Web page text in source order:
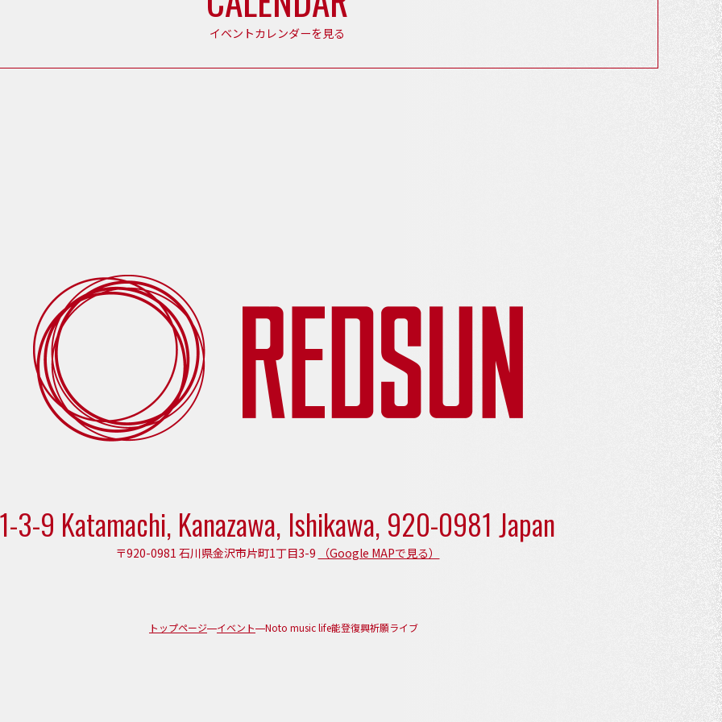
イベントカレンダーを見る
1-3-9 Katamachi, Kanazawa, Ishikawa, 920-0981 Japan
〒920-0981 石川県金沢市片町1丁目3-9 （Google MAPで見る）
トップページ イベント Noto music life能登復興祈願ライブ